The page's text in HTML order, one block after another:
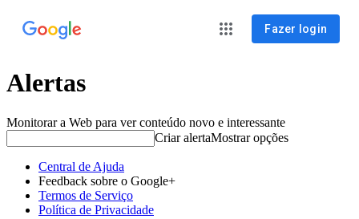
Fazer login
Alertas
Monitorar a Web para ver conteúdo novo e interessante
Criar alertaMostrar opções
Central de Ajuda
Feedback sobre o Google+
Termos de Serviço
Política de Privacidade